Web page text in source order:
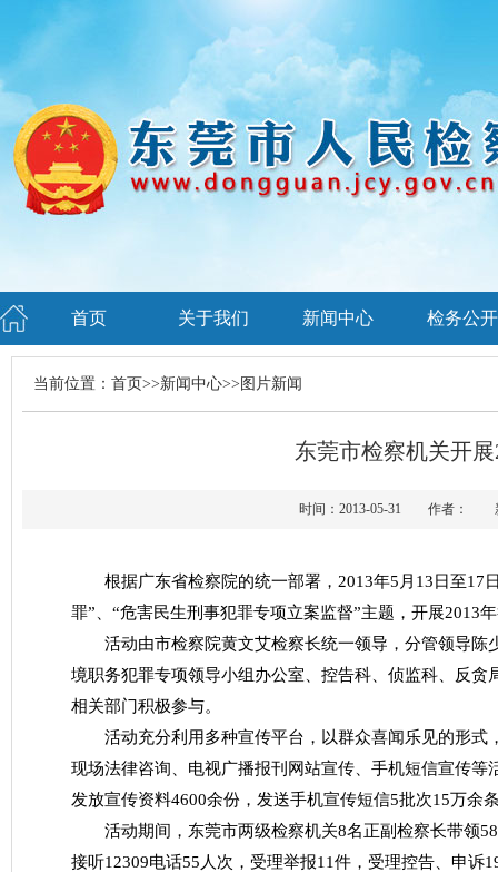
首页 关于我们 新闻中心 检务公开
当前位置： 首页>>新闻中心>> 图片新闻
东莞市检察机关开
时间：2013-05-31 作者：
根据广东省检察院的统一部署，2013年5月13日至17
罪”、“危害民生刑事犯罪专项立案监督”主题，开展2013
活动由市检察院黄文艾检察长统一领导，分管领导陈
境职务犯罪专项领导小组办公室、控告科、侦监科、反
相关部门积极参与。
活动充分利用多种宣传平台，以群众喜闻乐见的形式
现场法律咨询、电视广播报刊网站宣传、手机短信宣传
发放宣传资料4600余份，发送手机宣传短信5批次15万余
活动期间，东莞市两级检察机关8名正副检察长带领58
接听12309电话55人次，受理举报11件，受理控告、申